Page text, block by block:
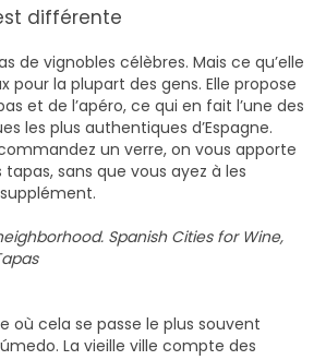
différente
de vignobles célèbres. Mais ce qu’elle
pour la plupart des gens. Elle propose
et de l’apéro, ce qui en fait l’une des
les plus authentiques d’Espagne.
un verre, on vous apporte
sans que vous ayez à les
où cela se passe le plus souvent
La vieille ville compte des